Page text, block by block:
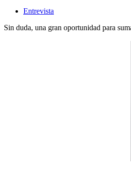
Entrevista
Sin duda, una gran oportunidad para